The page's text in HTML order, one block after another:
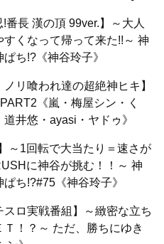
!番長 漢の頂 99ver.】～大人
くなって帰って来た!!～ 神
ち!?《神谷玲子》
ノリ喰われ達の超絶神ヒキ】
《嵐・梅屋シン・く
井悠・ayasi・ヤドゥ》
～1回転で大当たり＝速さが
に神谷が挑む！！～ 神
ち!?#75《神谷玲子》
スロ実戦番組】～緻密な立ち
Ｔ！？～ ただ、勝ちにゆき